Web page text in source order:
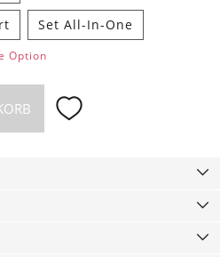
Set All-In-One
Option